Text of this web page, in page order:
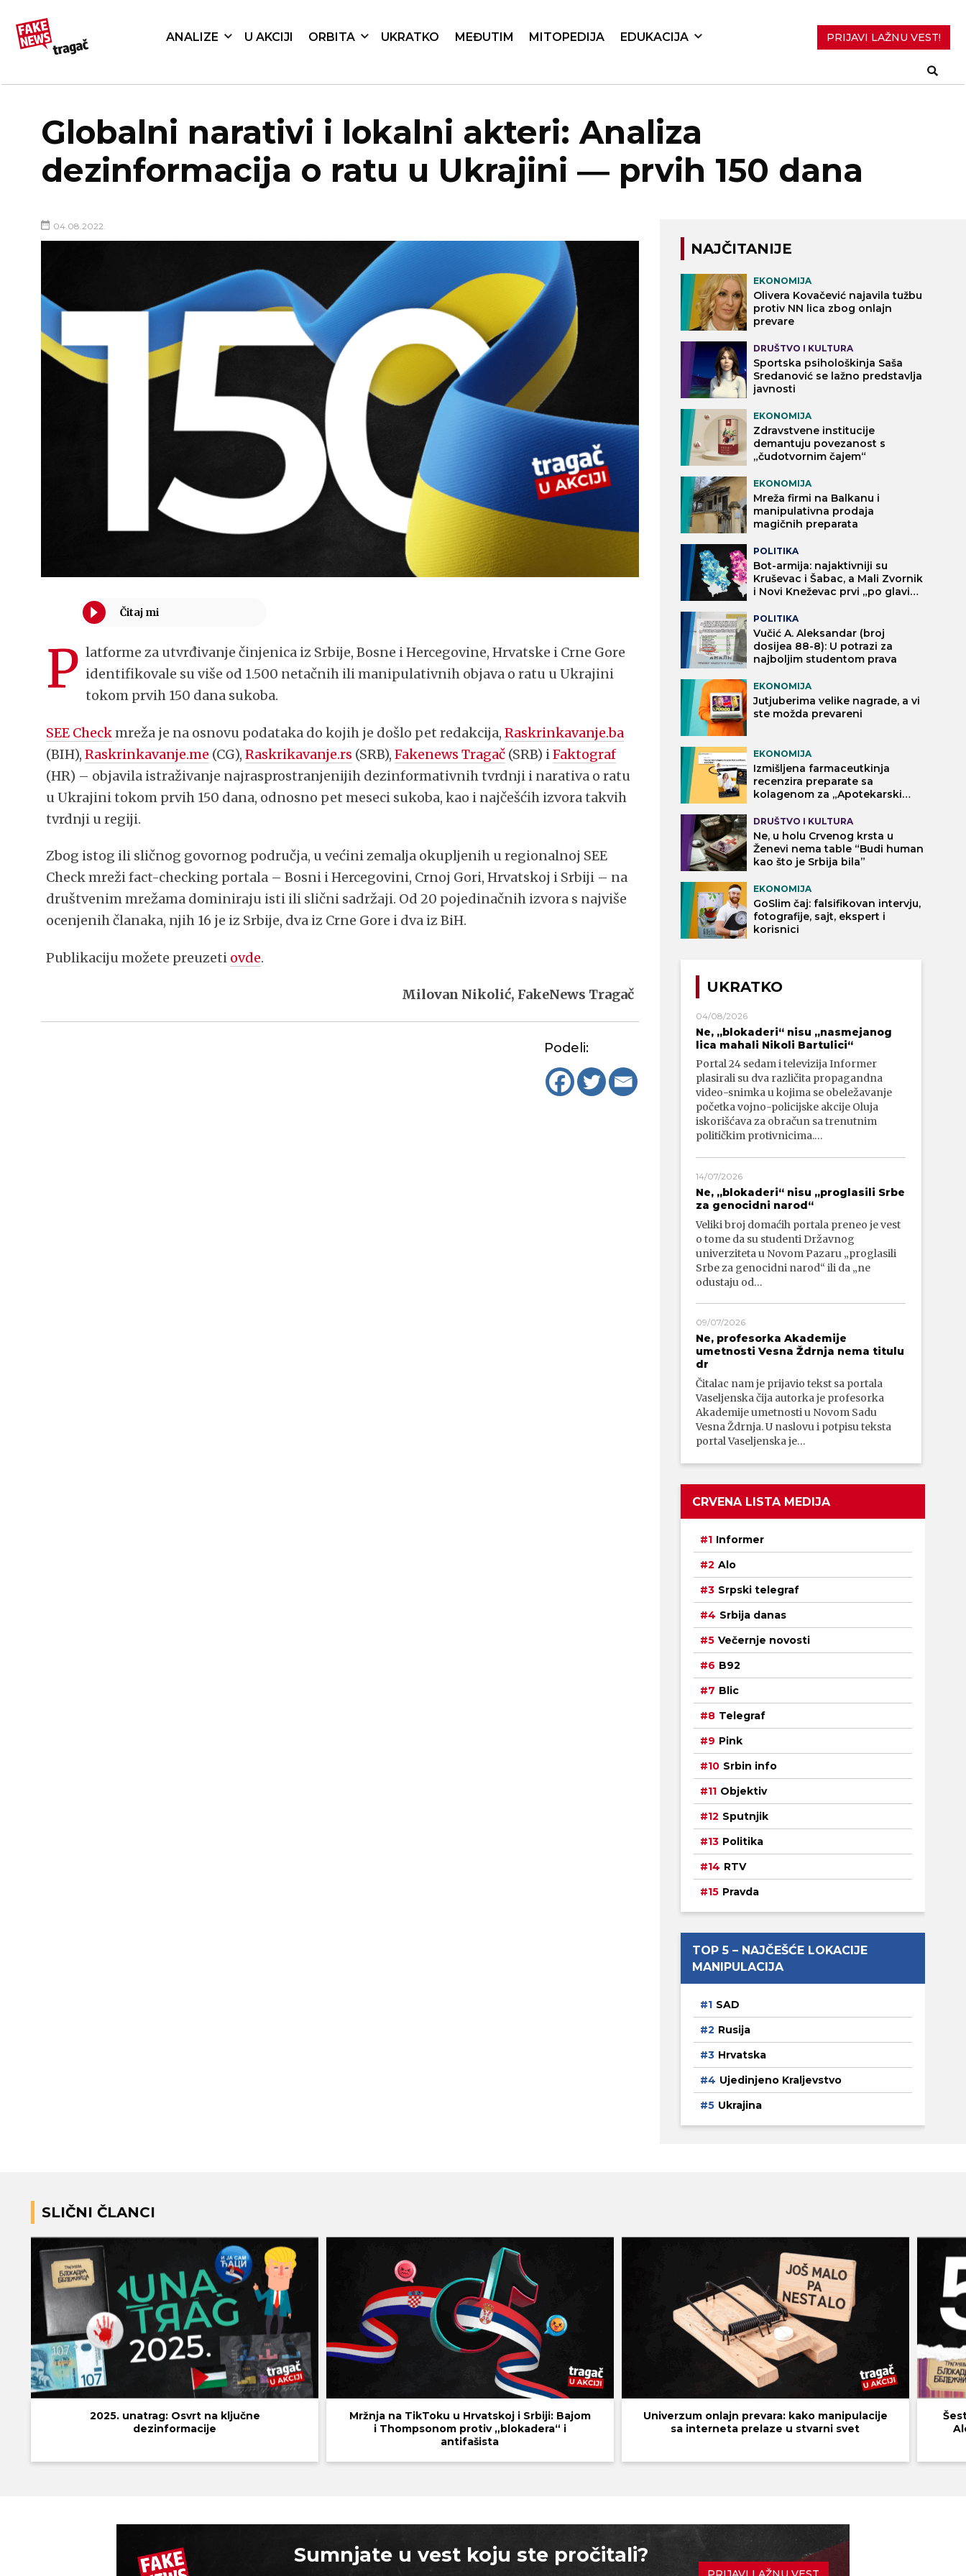
ANALIZE U AKCIJI ORBITA UKRATKO MEĐUTIM MITOPEDIJA EDUKACIJA PRIJAVI LAŽNU VEST!
Globalni narativi i lokalni akteri: Analiza
dezinformacija o ratu u Ukrajini ― prvih 150 dana
04.08.2022.
P latforme za utvrđivanje činjenica iz Srbije, Bosne i Hercegovine, Hrvatske i Crne Gore
identifikovale su više od 1.500 netačnih ili manipulativnih objava o ratu u Ukrajini
tokom prvih 150 dana sukoba.
SEE Checkmreža je na osnovu podataka do kojih je došlo pet redakcija,Raskrinkavanje.ba
(BIH),Raskrinkavanje.me (CG),Raskrikavanje.rs (SRB),Fakenews Tragač (SRB) iFaktograf
(HR) – objavila istraživanje najrasprostranjenijih dezinformativnih tvrdnji i narativa o ratu
u Ukrajini tokom prvih 150 dana, odnosno pet meseci sukoba, kao i najčešćih izvora takvih
tvrdnji u regiji.
Zbog istog ili sličnog govornog područja, u većini zemalja okupljenih u regionalnoj SEE
Check mreži fact-checking portala – Bosni i Hercegovini, Crnoj Gori, Hrvatskoj i Srbiji – na
društvenim mrežama dominiraju isti ili slični sadržaji. Od 20 pojedinačnih izvora s najviše
ocenjenih članaka, njih 16 je iz Srbije, dva iz Crne Gore i dva iz BiH.
Publikaciju možete preuzeti ovde.
Milovan Nikolić, FakeNews Tragač
Podeli:
NAJČITANIJE
EKONOMIJA
Olivera Kovačević najavila tužbu
protiv NN lica zbog onlajn
prevare
DRUŠTVO I KULTURA
Sportska psihološkinja Saša
Sredanović se lažno predstavlja
javnosti
EKONOMIJA
Zdravstvene institucije
demantuju povezanost s
„čudotvornim čajem“
EKONOMIJA
Mreža firmi na Balkanu i
manipulativna prodaja
magičnih preparata
POLITIKA
Bot-armija: najaktivniji su
Kruševac i Šabac, a Mali Zvornik
i Novi Kneževac prvi „po glavi
POLITIKA
Vučić A. Aleksandar (broj
dosijea 88-8): U potrazi za
najboljim studentom prava
EKONOMIJA
Jutjuberima velike nagrade, a vi
ste možda prevareni
EKONOMIJA
Izmišljena farmaceutkinja
recenzira preparate sa
kolagenom za „Apotekarski
DRUŠTVO I KULTURA
Ne, u holu Crvenog krsta u
Ženevi nema table “Budi human
kao što je Srbija bila”
EKONOMIJA
GoSlim čaj: falsifikovan intervju,
fotografije, sajt, ekspert i
korisnici
UKRATKO
04/08/2026
Ne, „blokaderi“ nisu „nasmejanog
lica mahali Nikoli Bartulici“
Portal 24 sedam i televizija Informer
plasirali su dva različita propagandna
video-snimka u kojima se obeležavanje
početka vojno-policijske akcije Oluja
iskorišćava za obračun sa trenutnim
političkim protivnicima.…
14/07/2026
Ne, „blokaderi“ nisu „proglasili Srbe
za genocidni narod“
Veliki broj domaćih portala preneo je vest
o tome da su studenti Državnog
univerziteta u Novom Pazaru „proglasili
Srbe za genocidni narod“ ili da „ne
odustaju od…
09/07/2026
Ne, profesorka Akademije
umetnosti Vesna Ždrnja nema titulu
dr
Čitalac nam je prijavio tekst sa portala
Vaseljenska čija autorka je profesorka
Akademije umetnosti u Novom Sadu
Vesna Ždrnja. U naslovu i potpisu teksta
portal Vaseljenska je…
CRVENA LISTA MEDIJA
Informer
Alo
Srpski telegraf
Srbija danas
Večernje novosti
B92
Blic
Telegraf
Pink
Srbin info
Objektiv
Sputnjik
Politika
RTV
Pravda
TOP 5 – NAJČEŠĆE LOKACIJE
MANIPULACIJA
SAD
Rusija
Hrvatska
Ujedinjeno Kraljevstvo
Ukrajina
SLIČNI ČLANCI
2025. unatrag: Osvrt na ključne
dezinformacije
Mržnja na TikToku u Hrvatskoj i Srbiji: Bajom
i Thompsonom protiv „blokadera“ i
antifašista
Univerzum onlajn prevara: kako manipulacije
sa interneta prelaze u stvarni svet
Sumnjate u vest koju ste pročitali?